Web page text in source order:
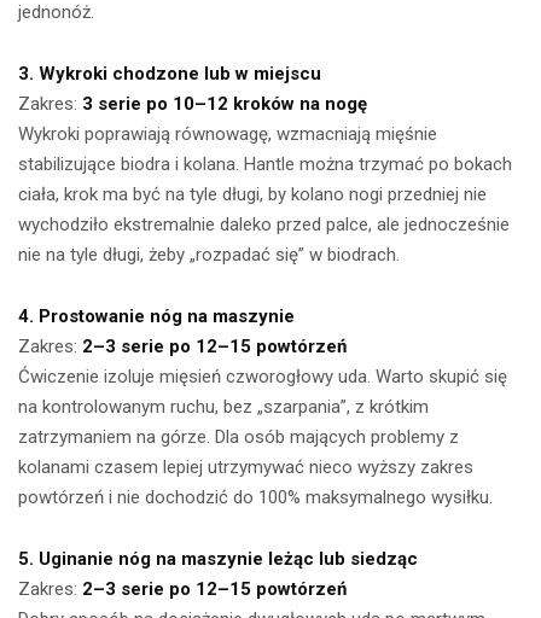
jednonóż.
3. Wykroki chodzone lub w miejscu
Zakres: 3 serie po 10–12 kroków na nogę
Wykroki poprawiają równowagę, wzmacniają mięśnie
stabilizujące biodra i kolana. Hantle można trzymać po bokach
ciała, krok ma być na tyle długi, by kolano nogi przedniej nie
wychodziło ekstremalnie daleko przed palce, ale jednocześnie
nie na tyle długi, żeby „rozpadać się” w biodrach.
4. Prostowanie nóg na maszynie
Zakres: 2–3 serie po 12–15 powtórzeń
Ćwiczenie izoluje mięsień czworogłowy uda. Warto skupić się
na kontrolowanym ruchu, bez „szarpania”, z krótkim
zatrzymaniem na górze. Dla osób mających problemy z
kolanami czasem lepiej utrzymywać nieco wyższy zakres
powtórzeń i nie dochodzić do 100% maksymalnego wysiłku.
5. Uginanie nóg na maszynie leżąc lub siedząc
Zakres: 2–3 serie po 12–15 powtórzeń